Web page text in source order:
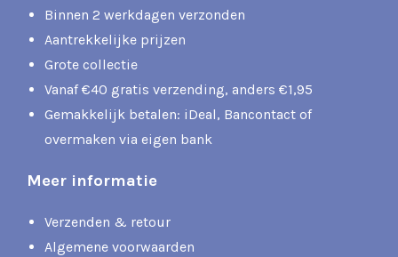
Binnen 2 werkdagen verzonden
Aantrekkelijke prijzen
Grote collectie
Vanaf €40 gratis verzending, anders €1,95
Gemakkelijk betalen: iDeal, Bancontact of
overmaken via eigen bank
Meer informatie
Verzenden & retour
Algemene voorwaarden